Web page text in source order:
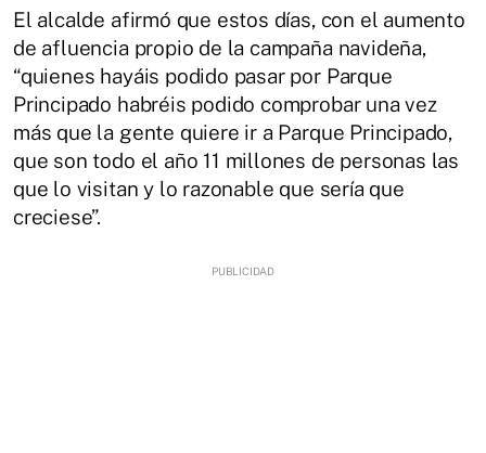
El alcalde afirmó que estos días, con el aumento
de afluencia propio de la campaña navideña,
“quienes hayáis podido pasar por Parque
Principado habréis podido comprobar una vez
más que la gente quiere ir a Parque Principado,
que son todo el año 11 millones de personas las
que lo visitan y lo razonable que sería que
creciese”.